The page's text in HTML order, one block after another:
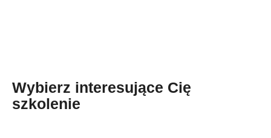
Wybierz interesujące Cię
szkolenie